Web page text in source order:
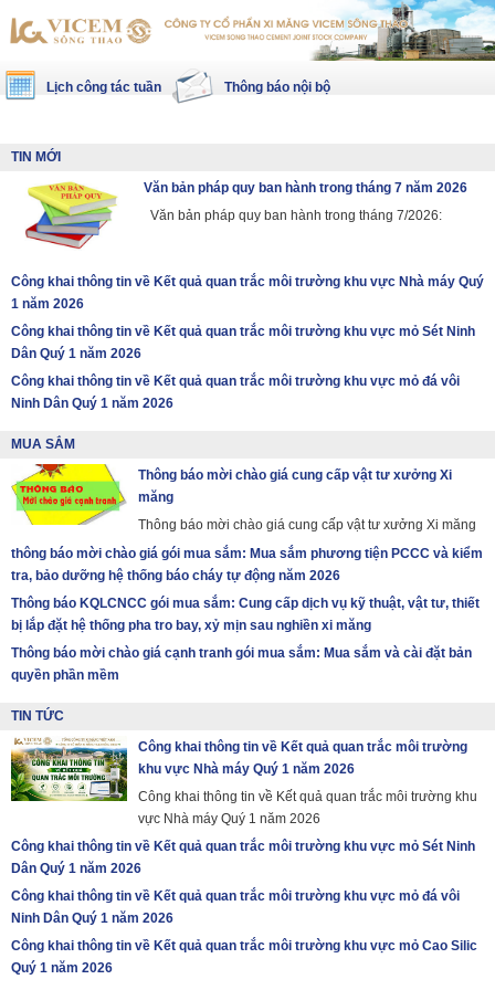
Lịch công tác tuần Thông báo nội bộ
TIN MỚI
Văn bản pháp quy ban hành trong tháng 7 năm 2026
Văn bản pháp quy ban hành trong tháng 7/2026:
Công khai thông tin về Kết quả quan trắc môi trường khu vực Nhà máy Quý
1 năm 2026
Công khai thông tin về Kết quả quan trắc môi trường khu vực mỏ Sét Ninh
Dân Quý 1 năm 2026
Công khai thông tin về Kết quả quan trắc môi trường khu vực mỏ đá vôi
Ninh Dân Quý 1 năm 2026
MUA SẮM
Thông báo mời chào giá cung cấp vật tư xưởng Xi
măng
Thông báo mời chào giá cung cấp vật tư xưởng Xi măng
thông báo mời chào giá gói mua sắm: Mua sắm phương tiện PCCC và kiểm
tra, bảo dưỡng hệ thống báo cháy tự động năm 2026
Thông báo KQLCNCC gói mua sắm: Cung cấp dịch vụ kỹ thuật, vật tư, thiết
bị lắp đặt hệ thống pha tro bay, xỷ mịn sau nghiền xi măng
Thông báo mời chào giá cạnh tranh gói mua sắm: Mua sắm và cài đặt bản
quyền phần mềm
TIN TỨC
Công khai thông tin về Kết quả quan trắc môi trường
khu vực Nhà máy Quý 1 năm 2026
Công khai thông tin về Kết quả quan trắc môi trường khu
vực Nhà máy Quý 1 năm 2026
Công khai thông tin về Kết quả quan trắc môi trường khu vực mỏ Sét Ninh
Dân Quý 1 năm 2026
Công khai thông tin về Kết quả quan trắc môi trường khu vực mỏ đá vôi
Ninh Dân Quý 1 năm 2026
Công khai thông tin về Kết quả quan trắc môi trường khu vực mỏ Cao Silic
Quý 1 năm 2026